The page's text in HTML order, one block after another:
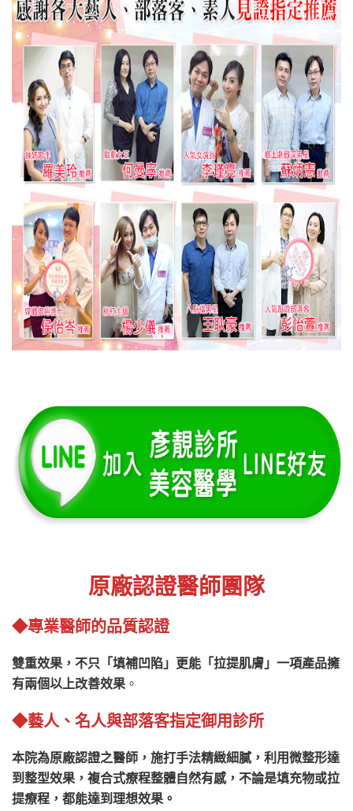
原廠認證醫師團隊
◆專業醫師的品質認證
雙重效果，不只「填補凹陷」更能「拉提肌膚」一項產品擁
有兩個以上改善效果 。
◆藝人、名人與部落客指定御用診所
本院為原廠認證之醫師，施打手法精緻細膩，利用微整形達
到整型效果，複合式療程整體自然有感，不論是填充物或拉
提療程，都能達到理想效果。